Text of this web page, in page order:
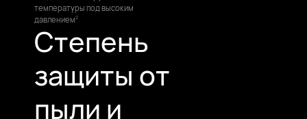
температуры под высоким
давлением2
Степень
защиты от
пыли и